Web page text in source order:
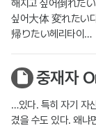
해지고 싶어倒れた
싶어大体 変れたい
帰りたい헤리타이…
중재자
…있다. 특히 자기 자
겼을 수도 있다. 왜냐